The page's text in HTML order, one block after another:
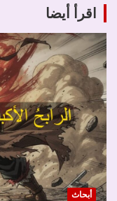
اقرأ أيضا
أبحاث